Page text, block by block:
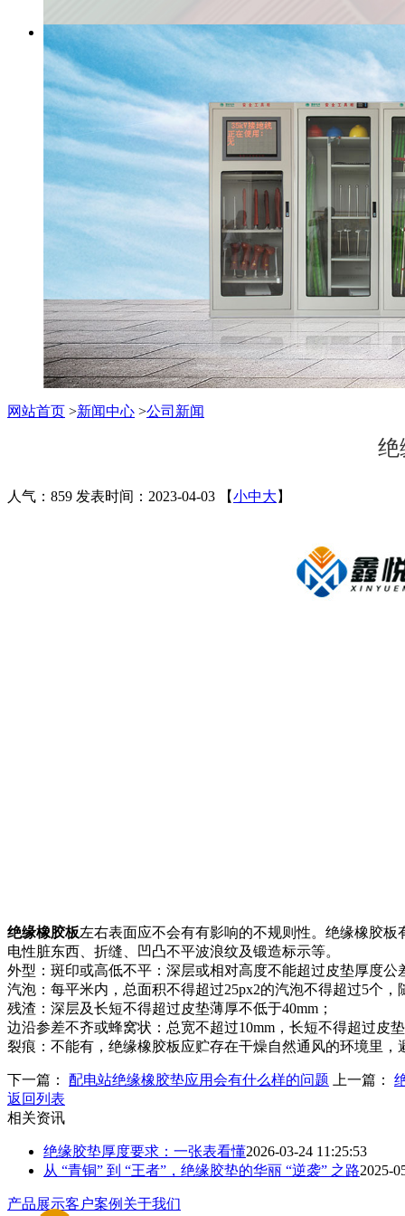
网站首页 >新闻中心 >公司新闻
绝
人气：859 发表时间：2023-04-03 【小中大 】
绝缘橡胶板左右表面应不会有有影响的不规则性。绝缘橡胶
电性脏东西、折缝、凹凸不平波浪纹及锻造标示等。
外型：斑印或高低不平：深层或相对高度不能超过皮垫厚度公
汽泡：每平米内，总面积不得超过25px2的汽泡不得超过5个，
残渣：深层及长短不得超过皮垫薄厚不低于40mm；
边沿参差不齐或蜂窝状：总宽不超过10mm，长短不得超过皮
裂痕：不能有，绝缘橡胶板应贮存在干燥自然通风的环境里
下一篇： 配电站绝缘橡胶垫应用会有什么样的问题 上一篇：
返回列表
相关资讯
绝缘胶垫厚度要求：一张表看懂2026-03-24 11:25:53
从 “青铜” 到 “王者”，绝缘胶垫的华丽 “逆袭” 之路2025-
产品展示客户案例 关于我们